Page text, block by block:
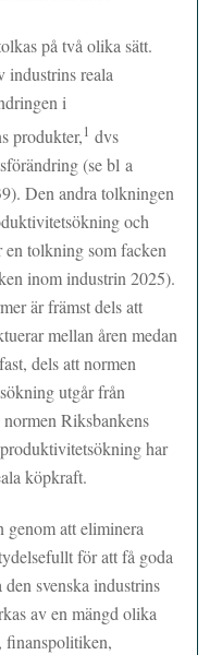
på två olika sätt.
industrins reala
i
produkter,1 dvs
(se bl a
Den andra tolkningen
och
tolkning som facken
inom industrin 2025).
är främst dels att
mellan åren medan
dels att normen
utgår från
Riksbankens
har
köpkraft.
att eliminera
för att få goda
svenska industrins
av en mängd olika
finanspolitiken,